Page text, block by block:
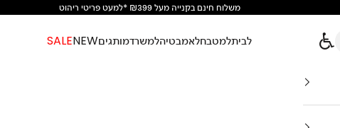
משלוח חינם בקנייה מעל ₪399 *למעט פריטי ריהוט
לביתלמטבחלאמבטיהלמשרדמותגיםNEW
SALE